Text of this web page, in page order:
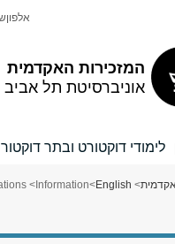
המזכירות האקדמית
אוניברסיטת תל אביב
אלפון
לימודי דוקטורט ובתר דוקטור
>
English
>
Information
> University's Regulations